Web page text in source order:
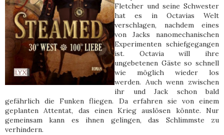
Fletcher und seine Schwester
hat es in Octavias Welt
verschlagen, nachdem eines
von Jacks nanomechanischen
Experimenten schiefgegangen
ist. Octavia will ihre
ungebetenen Gäste so schnell
wie möglich wieder los
werden. Auch wenn zwischen
ihr und Jack schon bald
gefährlich die Funken fliegen. Da erfahren sie von einem
geplanten Attentat, das einen Krieg auslösen könnte. Nur
gemeinsam kann es ihnen gelingen, das Schlimmste zu
verhindern.